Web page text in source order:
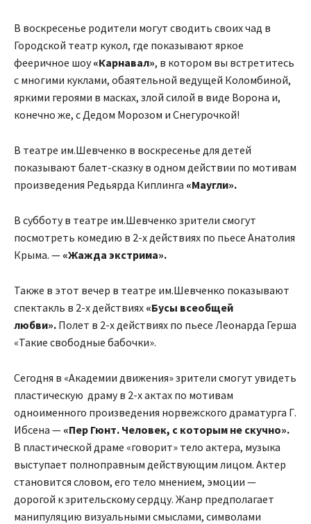
В воскресенье родители могут сводить своих чад в
Городской театр кукол, где показывают яркое
фееричное шоу«Карнавал», в котором вы встретитесь
с многими куклами, обаятельной ведущей Коломбиной,
яркими героями в масках, злой силой в виде Ворона и,
конечно же, с Дедом Морозом и Снегурочкой!
В театре им.Шевченко в воскресенье для детей
показывают балет-сказку в одном действии по мотивам
произведения Редьярда Киплинга «Маугли».
В субботу в театре им.Шевченко зрители смогут
посмотреть комедию в 2-х действиях по пьесе Анатолия
Крыма. — «Жажда экстрима».
Также в этот вечер в театре им.Шевченко показывают
спектакль в 2-х действиях «Бусы всеобщей
любви». Полет в 2-х действиях по пьесе Леонарда Герша
«Такие свободные бабочки».
Сегодня в «Академии движения» зрители смогут увидеть
пластическую драму в 2-х актах по мотивам
одноименного произведения норвежского драматурга Г.
Ибсена — «Пер Гюнт. Человек, с которым не скучно».
В пластической драме «говорит» тело актера, музыка
выступает полноправным действующим лицом. Актер
становится словом, его тело мнением, эмоции —
дорогой к зрительскому сердцу. Жанр предполагает
манипуляцию визуальными смыслами, символами